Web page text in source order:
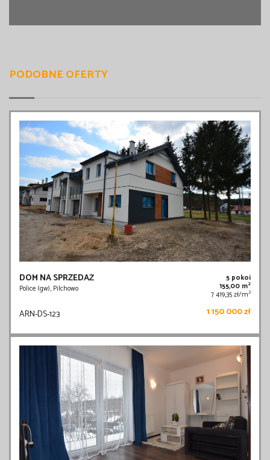
PODOBNE OFERTY
DOM NA SPRZEDAŻ
Police (gw), Pilchowo
5 pokoi
155,00 m2
7 419,35 zł/m2
ARN-DS-123 1 150 000 zł